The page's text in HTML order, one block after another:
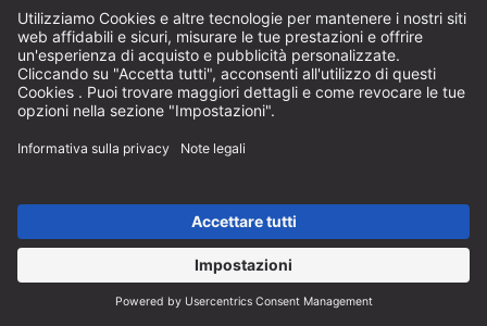
CGV
Protezione dei Dati
Impostazioni dei Cookie
della Germania per pacchi di dimensioni standard, esclusi articoli
A seconda del Paese di consegna, l'IVA può variare al momento del